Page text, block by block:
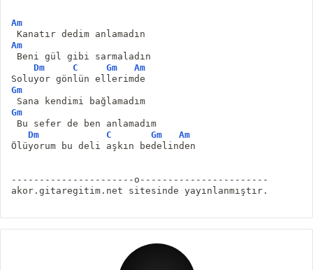
Am
Kanatır dedim anlamadın
Am
Beni gül gibi sarmaladın
Dm
C Gm
Am
Soluyor gönlün ellerimde
Gm
Sana kendimi bağlamadım
Gm
Bu sefer de ben anlamadım
Dm
C Gm
Am
Ölüyorum bu deli aşkın bedelinden
----------------------o-----------------------
akor.gitaregitim.net sitesinde yayınlanmıştır.